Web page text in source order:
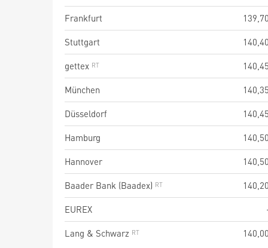
Frankfurt
Stuttgart
gettex
München
Düsseldorf
Hamburg
Hannover
Baader Bank (Baadex)
EUREX
Lang & Schwarz